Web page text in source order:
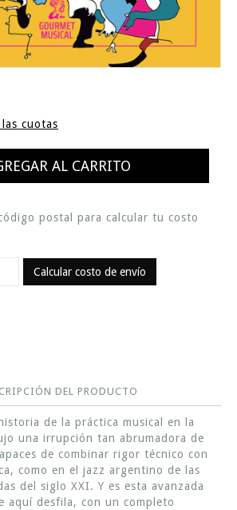
cuotas
postal para calcular tu costo
Calcular costo de envío
DEL PRODUCTO
de la práctica musical en la
una irrupción tan abrumadora de
de combinar rigor técnico con
como en el jazz argentino de las
del siglo XXI. Y es esta avanzada
aquí desfila, con un completo